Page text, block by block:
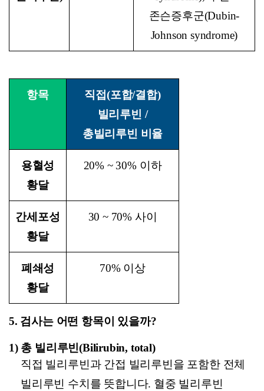
존슨증후군(Dubin-
Johnson syndrome)
항목
직접(포합/결합)
빌리루빈 /
총빌리루빈 비율
용혈성
황달
20% ~ 30% 이하
간세포성
황달
30 ~ 70% 사이
폐쇄성
황달
70% 이상
5. 검사는 어떤 항목이 있을까?
1) 총 빌리루빈(Bilirubin, total)
직접 빌리루빈과 간접 빌리루빈을 포함한 전체
빌리루빈 수치를 뜻합니다. 혈중 빌리루빈